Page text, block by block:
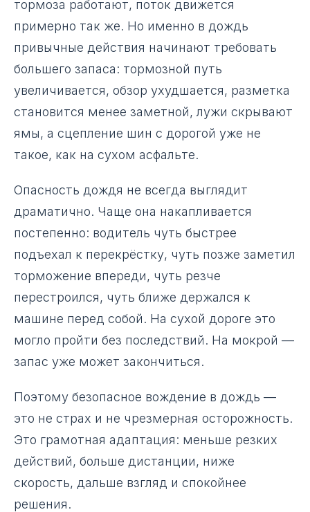
тормоза работают, поток движется
примерно так же. Но именно в дождь
привычные действия начинают требовать
большего запаса: тормозной путь
увеличивается, обзор ухудшается, разметка
становится менее заметной, лужи скрывают
ямы, а сцепление шин с дорогой уже не
такое, как на сухом асфальте.
Опасность дождя не всегда выглядит
драматично. Чаще она накапливается
постепенно: водитель чуть быстрее
подъехал к перекрёстку, чуть позже заметил
торможение впереди, чуть резче
перестроился, чуть ближе держался к
машине перед собой. На сухой дороге это
могло пройти без последствий. На мокрой —
запас уже может закончиться.
Поэтому безопасное вождение в дождь —
это не страх и не чрезмерная осторожность.
Это грамотная адаптация: меньше резких
действий, больше дистанции, ниже
скорость, дальше взгляд и спокойнее
решения.